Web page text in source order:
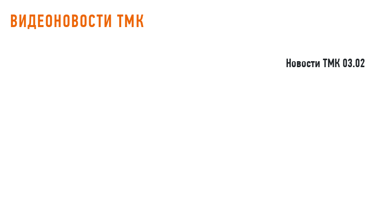
ВИДЕОНОВОСТИ ТМК
Новости ТМК